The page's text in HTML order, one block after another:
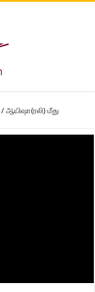
/ ஆயிஷா(ரலி) மீது